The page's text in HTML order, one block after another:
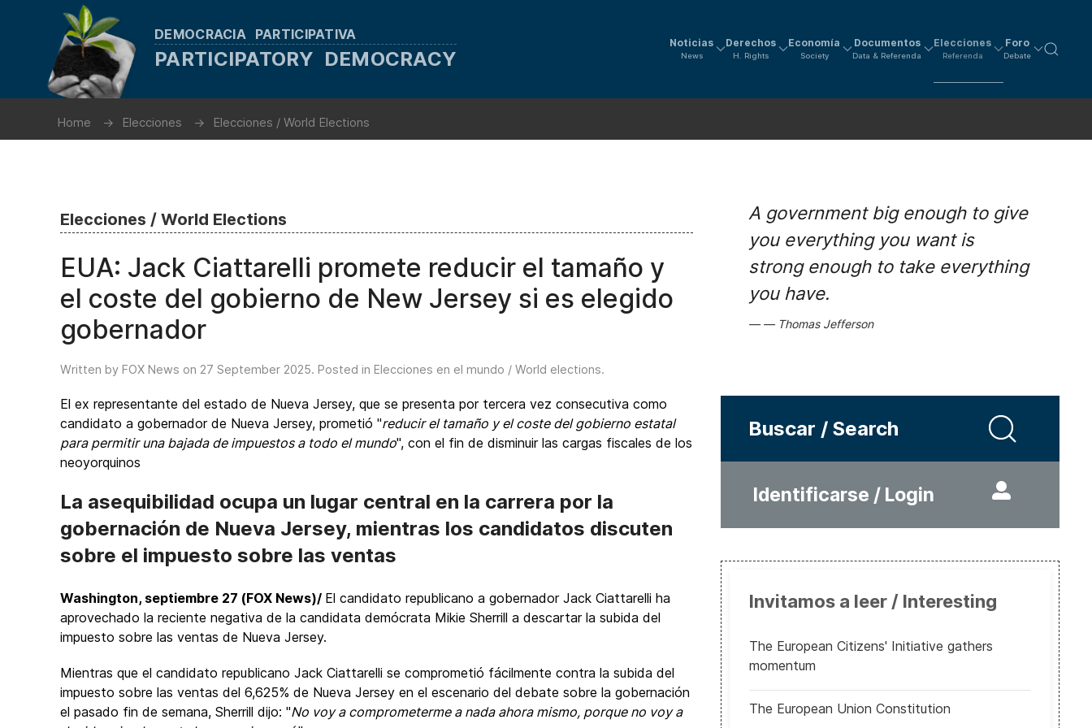
DEMOCRACIA PARTICIPATIVA
PARTICIPATORY DEMOCRACY
Noticias
News
Derechos
H. Rights
Economía
Society
Documentos
Data & Referenda
Elecciones
Referenda
Foro
Debate
Home Elecciones Elecciones / World Elections
Elecciones / World Elections
EUA: Jack Ciattarelli promete reducir el tamaño y
el coste del gobierno de New Jersey si es elegido
gobernador
Written by FOX News on 27 September 2025. Posted in Elecciones en el mundo / World elections.
El ex representante del estado de Nueva Jersey, que se presenta por tercera vez consecutiva como
candidato a gobernador de Nueva Jersey, prometió "reducir el tamaño y el coste del gobierno estatal
para permitir una bajada de impuestos a todo el mundo", con el fin de disminuir las cargas fiscales de los
neoyorquinos
La asequibilidad ocupa un lugar central en la carrera por la
gobernación de Nueva Jersey, mientras los candidatos discuten
sobre el impuesto sobre las ventas
Washington, septiembre 27 (FOX News)/ El candidato republicano a gobernador Jack Ciattarelli ha
aprovechado la reciente negativa de la candidata demócrata Mikie Sherrill a descartar la subida del
impuesto sobre las ventas de Nueva Jersey.
Mientras que el candidato republicano Jack Ciattarelli se comprometió fácilmente contra la subida del
impuesto sobre las ventas del 6,625% de Nueva Jersey en el escenario del debate sobre la gobernación
el pasado fin de semana, Sherrill dijo: "No voy a comprometerme a nada ahora mismo, porque no voy a
A government big enough to give
you everything you want is
strong enough to take everything
you have.
Thomas Jefferson
Buscar / Search
Identificarse / Login
Invitamos a leer / Interesting
The European Citizens' Initiative gathers
momentum
The European Union Constitution